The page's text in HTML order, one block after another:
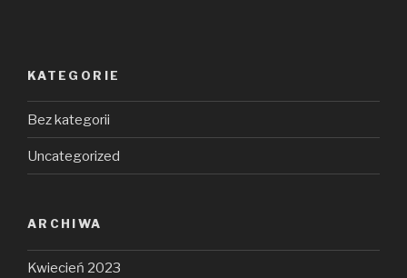
KATEGORIE
Bez kategorii
Uncategorized
ARCHIWA
Kwiecień 2023